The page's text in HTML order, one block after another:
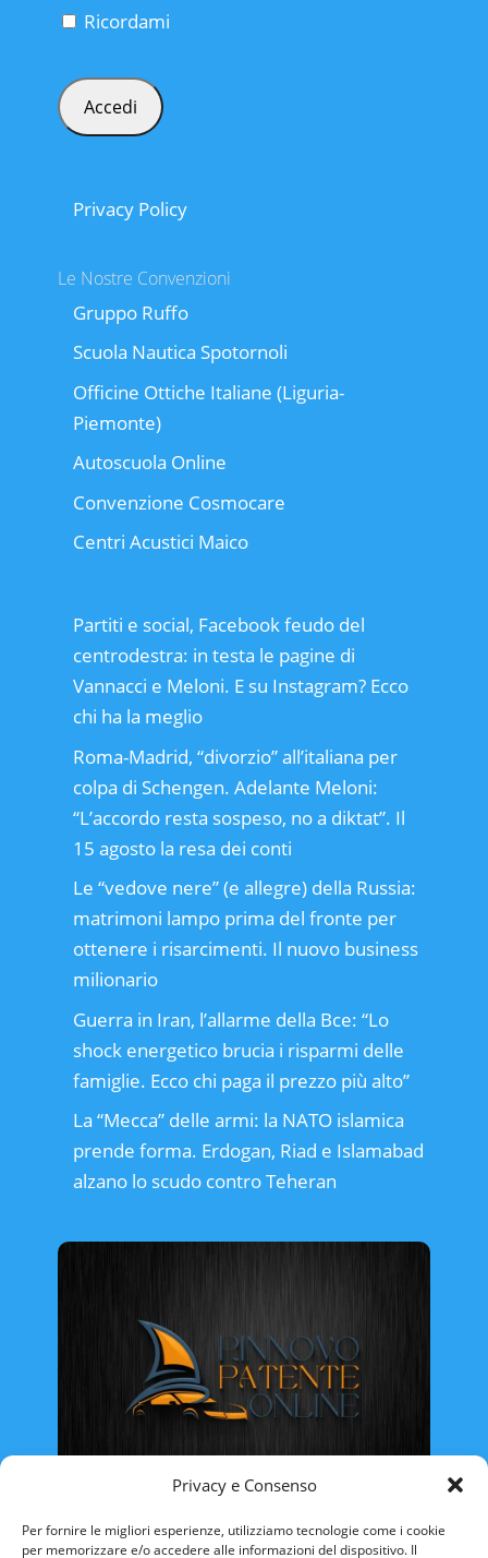
Privacy e Consenso
Per fornire le migliori esperienze, utilizziamo tecnologie come i cookie
per memorizzare e/o accedere alle informazioni del dispositivo. Il
Ricordami
Privacy Policy
Le Nostre Convenzioni
Gruppo Ruffo
Scuola Nautica Spotornoli
Officine Ottiche Italiane (Liguria-
Piemonte)
Autoscuola Online
Convenzione Cosmocare
Centri Acustici Maico
Partiti e social, Facebook feudo del
centrodestra: in testa le pagine di
Vannacci e Meloni. E su Instagram? Ecco
chi ha la meglio
Roma-Madrid, “divorzio” all’italiana per
colpa di Schengen. Adelante Meloni:
“L’accordo resta sospeso, no a diktat”. Il
15 agosto la resa dei conti
Le “vedove nere” (e allegre) della Russia:
matrimoni lampo prima del fronte per
ottenere i risarcimenti. Il nuovo business
milionario
Guerra in Iran, l’allarme della Bce: “Lo
shock energetico brucia i risparmi delle
famiglie. Ecco chi paga il prezzo più alto”
La “Mecca” delle armi: la NATO islamica
prende forma. Erdogan, Riad e Islamabad
alzano lo scudo contro Teheran